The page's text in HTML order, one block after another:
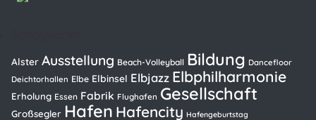
Alster Ausstellung Beach-Volleyball Bildung Dancefloor
Deichtorhallen Elbe Elbinsel Elbjazz Elbphilharmonie
Erholung Essen Fabrik Flughafen Gesellschaft
Großsegler Hafen Hafencity Hafengeburtstag